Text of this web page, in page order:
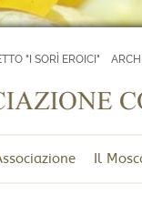
"I SORÌ EROICI"
Il